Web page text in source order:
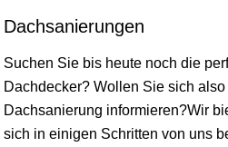
Dachsanierungen
Suchen Sie bis heute noch die
Dachdecker? Wollen Sie sich
Dachsanierung informieren?Wir
sich in einigen Schritten von uns